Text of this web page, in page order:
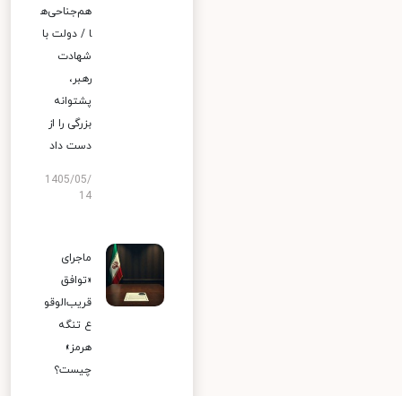
هم‌جناحی‌ه
ا / دولت با
شهادت
رهبر،
پشتوانه
بزرگی را از
دست داد
1405/05/
14
ماجرای
«توافق
قریب‌الوقو
ع تنگه
هرمز»
چیست؟